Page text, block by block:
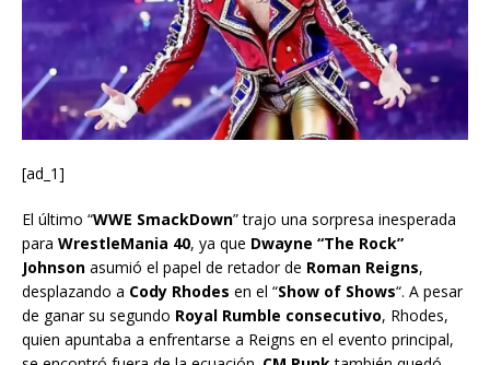
[ad_1]
El último “WWE SmackDown” trajo una sorpresa inesperada
para WrestleMania 40, ya que Dwayne “The Rock”
Johnson asumió el papel de retador de Roman Reigns,
desplazando a Cody Rhodes en el “Show of Shows“. A pesar
de ganar su segundo Royal Rumble consecutivo, Rhodes,
quien apuntaba a enfrentarse a Reigns en el evento principal,